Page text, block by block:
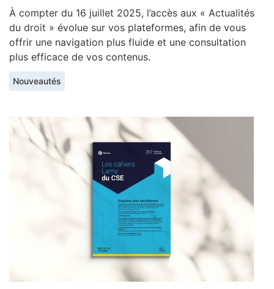
À compter du 16 juillet 2025, l’accès aux « Actualités
du droit » évolue sur vos plateformes, afin de vous
offrir une navigation plus fluide et une consultation
plus efficace de vos contenus.
Nouveautés